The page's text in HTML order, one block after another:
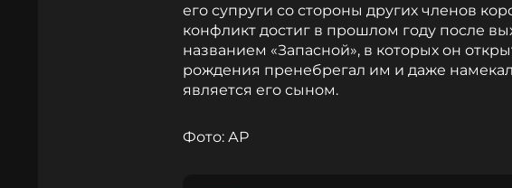
его супруги со стороны других членов
конфликт достиг в прошлом году после
названием «Запасной», в которых он
рождения пренебрегал им и даже
является его сыном.
Фото: АР